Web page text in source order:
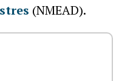
(NMEAD).